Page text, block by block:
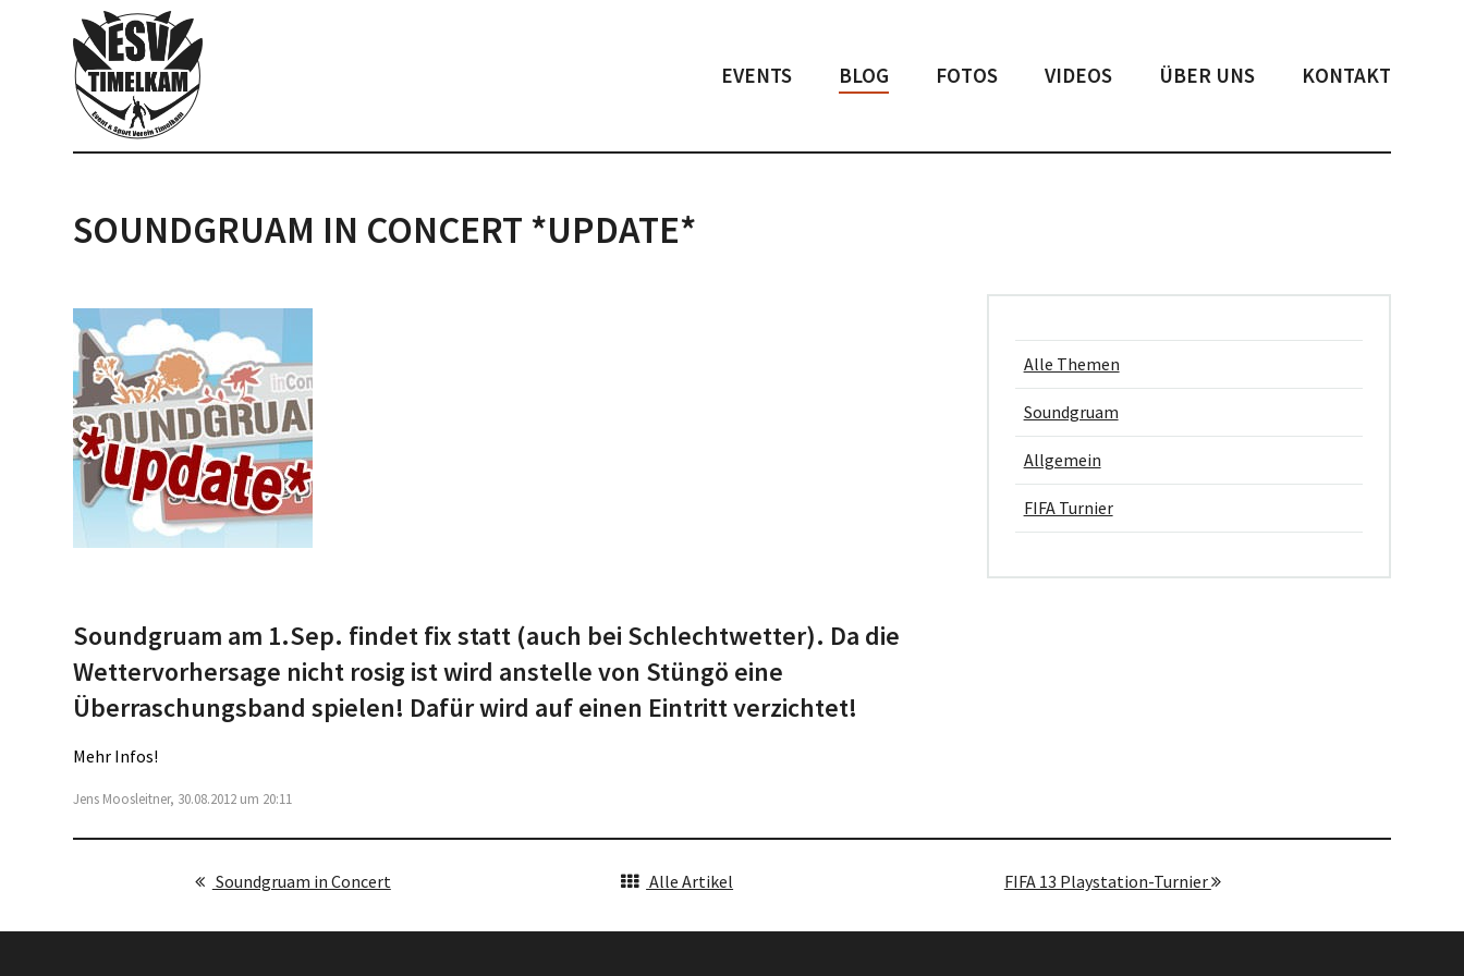
EVENTS BLOG FOTOS VIDEOS ÜBER UNS KONTAKT
SOUNDGRUAM IN CONCERT *UPDATE*
Soundgruam am 1.Sep. findet fix statt (auch bei Schlechtwetter). Da die
Wettervorhersage nicht rosig ist wird anstelle von Stüngö eine
Überraschungsband spielen! Dafür wird auf einen Eintritt verzichtet!
Mehr Infos!
Jens Moosleitner, 30.08.2012 um 20:11
Alle Themen
Soundgruam
Allgemein
FIFA Turnier
Soundgruam in Concert Alle Artikel FIFA 13 Playstation-Turnier